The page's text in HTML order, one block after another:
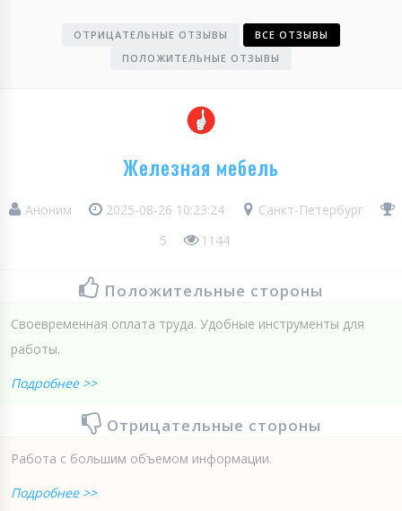
ОТРИЦАТЕЛЬНЫЕ ОТЗЫВЫ
ВСЕ ОТЗЫВЫ
ПОЛОЖИТЕЛЬНЫЕ ОТЗЫВЫ
Железная мебель
Аноним 2025-08-26 10:23:24
Санкт-Петербург
5
1144
Положительные стороны
Своевременная оплата труда. Удобные инструменты для
работы.
Подробнее >>
Отрицательные стороны
Работа с большим объемом информации.
Подробнее >>